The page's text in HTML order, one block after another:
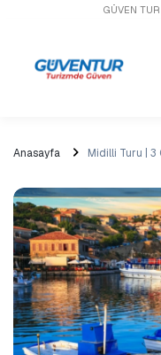
GÜVEN
Anasayfa Midilli Turu | 3